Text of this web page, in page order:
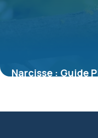
Narcisse : Guide